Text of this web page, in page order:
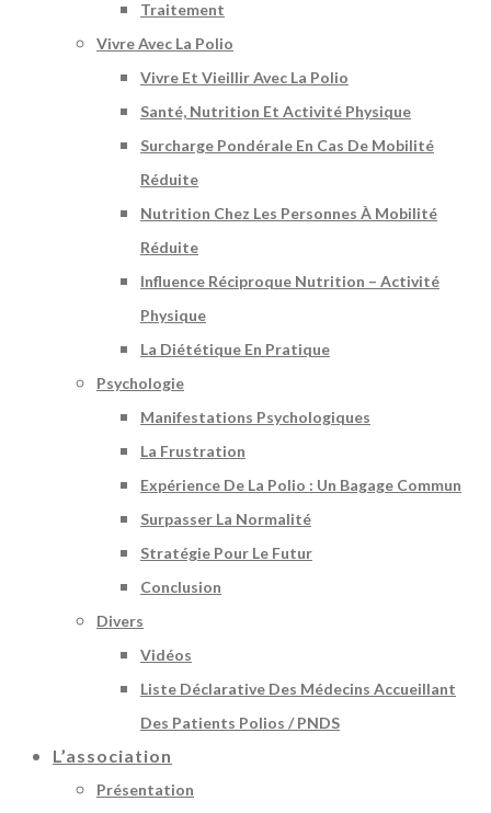
Traitement
Vivre Avec La Polio
Vivre Et Vieillir Avec La Polio
Santé, Nutrition Et Activité Physique
Surcharge Pondérale En Cas De Mobilité
Réduite
Nutrition Chez Les Personnes À Mobilité
Réduite
Influence Réciproque Nutrition – Activité
Physique
La Diététique En Pratique
Psychologie
Manifestations Psychologiques
La Frustration
Expérience De La Polio : Un Bagage Commun
Surpasser La Normalité
Stratégie Pour Le Futur
Conclusion
Divers
Vidéos
Liste Déclarative Des Médecins Accueillant
Des Patients Polios / PNDS
L’association
Présentation